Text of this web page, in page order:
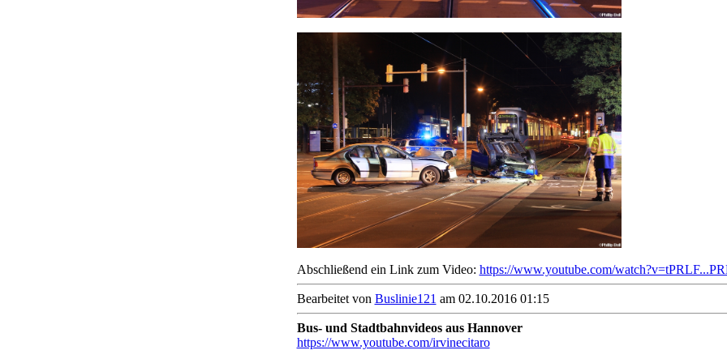
Abschließend ein Link zum Video: https://www.youtube.com/
Bearbeitet von Buslinie121 am 02.10.2016 01:15
Bus- und Stadtbahnvideos aus Hannover
https://www.youtube.com/irvinecitaro